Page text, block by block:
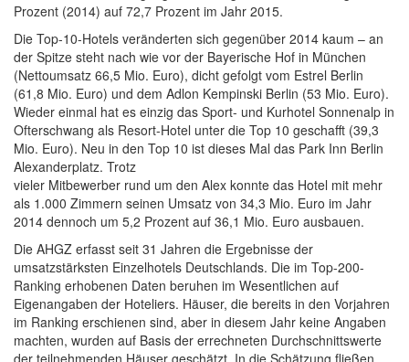
Prozent (2014) auf 72,7 Prozent im Jahr 2015.
Die Top-10-Hotels veränderten sich gegenüber 2014 kaum – an
der Spitze steht nach wie vor der Bayerische Hof in München
(Nettoumsatz 66,5 Mio. Euro), dicht gefolgt vom Estrel Berlin
(61,8 Mio. Euro) und dem Adlon Kempinski Berlin (53 Mio. Euro).
Wieder einmal hat es einzig das Sport- und Kurhotel Sonnenalp in
Ofterschwang als Resort-Hotel unter die Top 10 geschafft (39,3
Mio. Euro). Neu in den Top 10 ist dieses Mal das Park Inn Berlin
Alexanderplatz. Trotz
vieler Mitbewerber rund um den Alex konnte das Hotel mit mehr
als 1.000 Zimmern seinen Umsatz von 34,3 Mio. Euro im Jahr
2014 dennoch um 5,2 Prozent auf 36,1 Mio. Euro ausbauen.
Die AHGZ erfasst seit 31 Jahren die Ergebnisse der
umsatzstärksten Einzelhotels Deutschlands. Die im Top-200-
Ranking erhobenen Daten beruhen im Wesentlichen auf
Eigenangaben der Hoteliers. Häuser, die bereits in den Vorjahren
im Ranking erschienen sind, aber in diesem Jahr keine Angaben
machten, wurden auf Basis der errechneten Durchschnittswerte